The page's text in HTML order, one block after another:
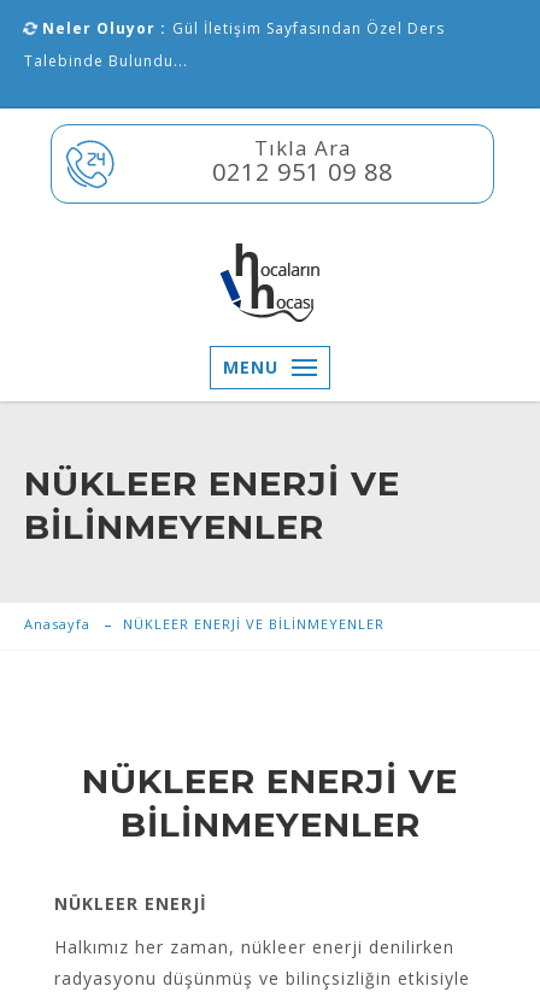
Neler Oluyor : Gül İletişim Sayfasından Özel Ders
Talebinde Bulundu...
Tıkla Ara
0212 951 09 88
MENU
NÜKLEER ENERJİ VE
BİLİNMEYENLER
Anasayfa NÜKLEER ENERJİ VE BİLİNMEYENLER
NÜKLEER ENERJİ VE
BİLİNMEYENLER
NÜKLEER ENERJİ
Halkımız her zaman, nükleer enerji denilirken
radyasyonu düşünmüş ve bilinçsizliğin etkisiyle